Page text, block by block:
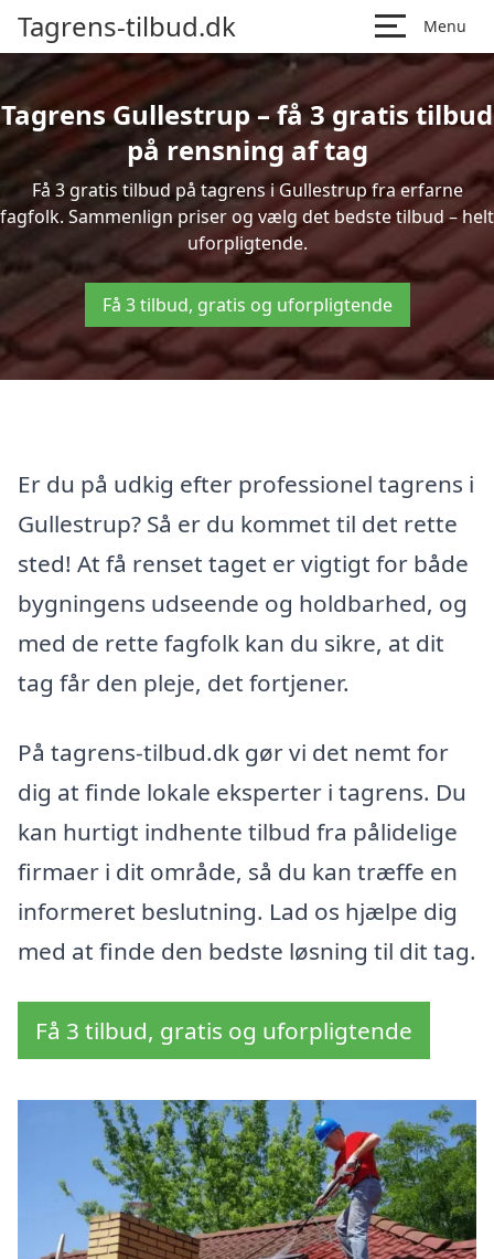
Tagrens-tilbud.dk Menu
Tagrens Gullestrup – få 3 gratis tilbud
på rensning af tag
Få 3 gratis tilbud på tagrens i Gullestrup fra erfarne
fagfolk. Sammenlign priser og vælg det bedste tilbud – helt
uforpligtende.
Få 3 tilbud, gratis og uforpligtende
Er du på udkig efter professionel tagrens i
Gullestrup? Så er du kommet til det rette
sted! At få renset taget er vigtigt for både
bygningens udseende og holdbarhed, og
med de rette fagfolk kan du sikre, at dit
tag får den pleje, det fortjener.
På tagrens-tilbud.dk gør vi det nemt for
dig at finde lokale eksperter i tagrens. Du
kan hurtigt indhente tilbud fra pålidelige
firmaer i dit område, så du kan træffe en
informeret beslutning. Lad os hjælpe dig
med at finde den bedste løsning til dit tag.
Få 3 tilbud, gratis og uforpligtende